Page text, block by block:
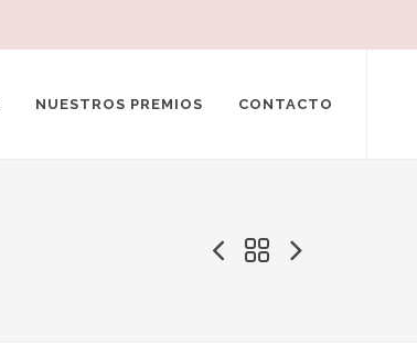
NUESTROS PREMIOS CONTACTO